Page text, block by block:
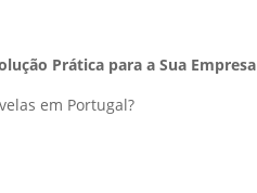
Prática para a Sua Empresa
em Portugal?